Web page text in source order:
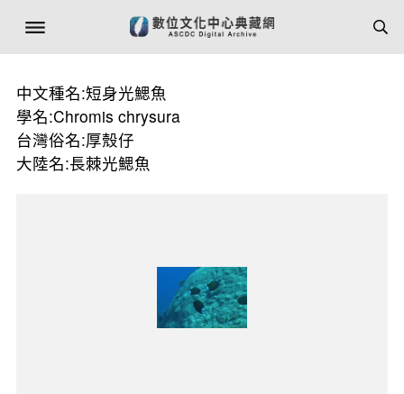
中文種名:短身光鰓魚
學名:Chromis chrysura
台灣俗名:厚殼仔
大陸名:長棘光鰓魚